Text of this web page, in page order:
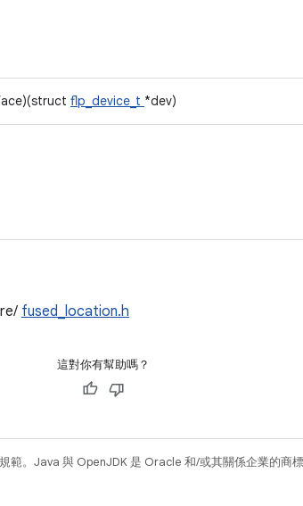
flp_device_t *dev)
fused_location.h
這對你有幫助嗎？
範。Java 與 OpenJDK 是 Oracle 和/或其關係企業的商